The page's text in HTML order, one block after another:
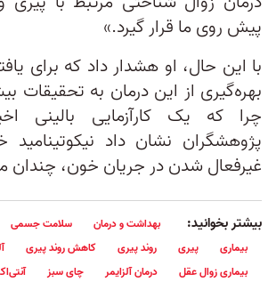
پیش روی ما قرار گیرد.»
با این حال، او هشدار داد که برای
بهره‌گیری از این درمان به تحقیقات
چرا که یک کارآزمایی بالینی
پژوهشگران نشان داد نیکوتینامید
غیرفعال شدن در جریان خون، چندان
بیشتر بخوانید: بهداشت و درمان سلامت جسمی
بیماری
پیری روند پیری کاهش روند پیری
بیماری زوال عقل
درمان آلزایمر چای سبز